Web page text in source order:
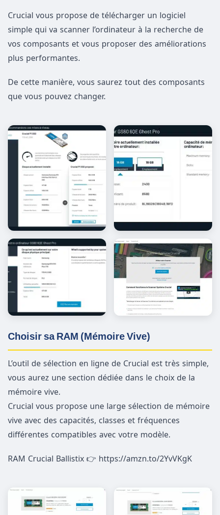
Crucial vous propose de télécharger un logiciel
simple qui va scanner l’ordinateur à la recherche de
vos composants et vous proposer des améliorations
plus performantes.
De cette manière, vous saurez tout des composants
que vous pouvez changer.
Choisir sa RAM (Mémoire Vive)
L’outil de sélection en ligne de Crucial est très simple,
vous aurez une section dédiée dans le choix de la
mémoire vive.
Crucial vous propose une large sélection de mémoire
vive avec des capacités, classes et fréquences
différentes compatibles avec votre modèle.
RAM Crucial Ballistix 👉 https://amzn.to/2YvVKgK